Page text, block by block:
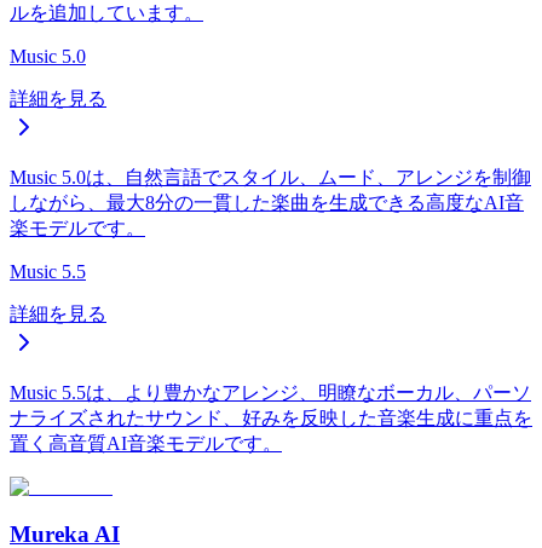
ルを追加しています。
Music 5.0
詳細を見る
Music 5.0は、自然言語でスタイル、ムード、アレンジを制御
しながら、最大8分の一貫した楽曲を生成できる高度なAI音
楽モデルです。
Music 5.5
詳細を見る
Music 5.5は、より豊かなアレンジ、明瞭なボーカル、パーソ
ナライズされたサウンド、好みを反映した音楽生成に重点を
置く高音質AI音楽モデルです。
Mureka AI